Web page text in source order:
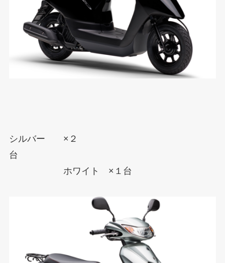
シルバー ×２
台
ホワイト ×１台